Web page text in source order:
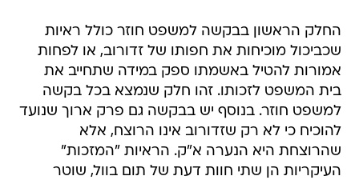
החלק הראשון בבקשה למשפט חוזר כולל ראיות
שכביכול מוכיחות את חפותו של זדורוב, או לפחות
אמורות להטיל באשמתו ספק במידה שתחייב את
בית המשפט לזכותו. זהו חלק שנמצא בכל בקשה
למשפט חוזר. בנוסף יש בבקשה גם פרק ארוך שנועד
להוכיח כי לא רק שזדורוב אינו הרוצח, אלא
שהרוצחת היא הנערה א"ק. הראיות "המזכות"
העיקריות הן שתי חוות דעת של תום בוול, שוטר